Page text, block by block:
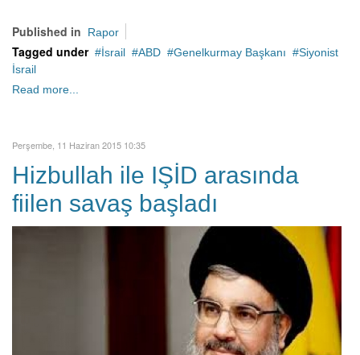
Published in Rapor
Tagged under İsrail ABD Genelkurmay Başkanı
Siyonist
İsrail
Read more...
Perşembe, 11 Haziran 2015 10:35
Hizbullah ile IŞİD arasında
fiilen savaş başladı